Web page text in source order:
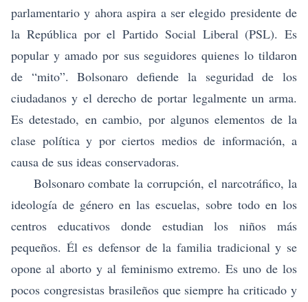
parlamentario y ahora aspira a ser elegido presidente de
la República por el Partido Social Liberal (PSL). Es
popular y amado por sus seguidores quienes lo tildaron
de “mito”. Bolsonaro defiende la seguridad de los
ciudadanos y el derecho de portar legalmente un arma.
Es detestado, en cambio, por algunos elementos de la
clase política y por ciertos medios de información, a
causa de sus ideas conservadoras.
Bolsonaro combate la corrupción, el narcotráfico, la
ideología de género en las escuelas, sobre todo en los
centros educativos donde estudian los niños más
pequeños. Él es defensor de la familia tradicional y se
opone al aborto y al feminismo extremo. Es uno de los
pocos congresistas brasileños que siempre ha criticado y